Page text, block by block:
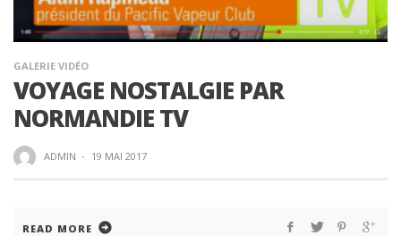
GALERIE VIDÉO
VOYAGE NOSTALGIE PAR
NORMANDIE TV
ADMIN · 19 MAI 2017
READ MORE